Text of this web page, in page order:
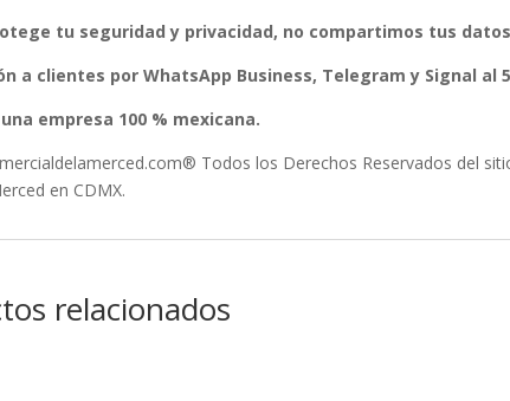
tu seguridad y privacidad, no compartimos tus
a clientes por WhatsApp Business, Telegram y Signal al
empresa 100 % mexicana.
Todos los Derechos Reservados del
en CDMX.
relacionados